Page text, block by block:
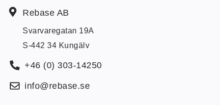
Rebase AB
Svarvaregatan 19A
S-442 34 Kungälv
+46 (0) 303-14250
info@rebase.se